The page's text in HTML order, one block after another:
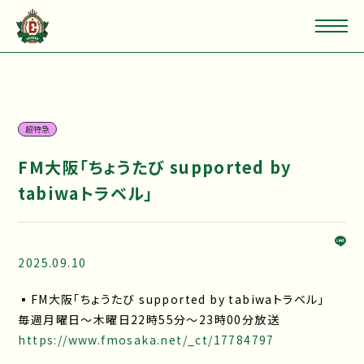
超特急
FM大阪「ちょうたび supported by
tabiwaトラベル」
2025.09.10
▪FM大阪「ちょうたび supported by tabiwaトラベル」
毎週月曜日～木曜日22時55分～23時00分放送
https://www.fmosaka.net/_ct/17784797